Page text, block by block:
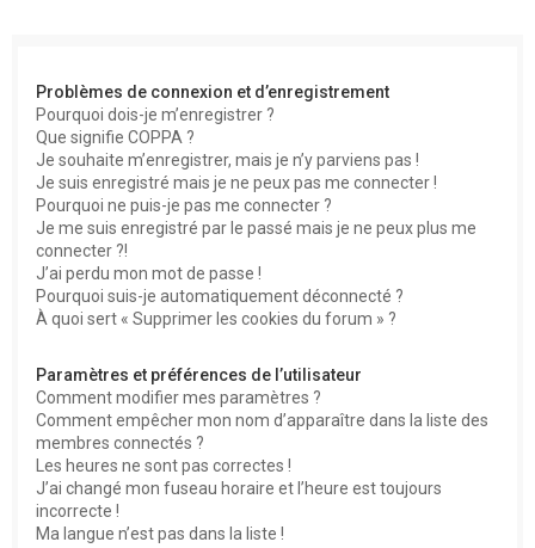
Problèmes de connexion et d’enregistrement
Pourquoi dois-je m’enregistrer ?
Que signifie COPPA ?
Je souhaite m’enregistrer, mais je n’y parviens pas !
Je suis enregistré mais je ne peux pas me connecter !
Pourquoi ne puis-je pas me connecter ?
Je me suis enregistré par le passé mais je ne peux plus me
connecter ?!
J’ai perdu mon mot de passe !
Pourquoi suis-je automatiquement déconnecté ?
À quoi sert « Supprimer les cookies du forum » ?
Paramètres et préférences de l’utilisateur
Comment modifier mes paramètres ?
Comment empêcher mon nom d’apparaître dans la liste des
membres connectés ?
Les heures ne sont pas correctes !
J’ai changé mon fuseau horaire et l’heure est toujours
incorrecte !
Ma langue n’est pas dans la liste !